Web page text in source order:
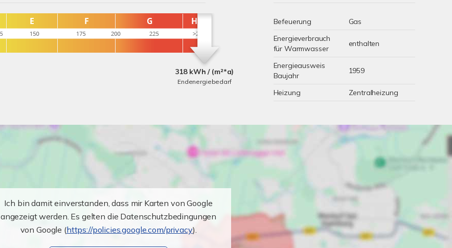
318 kWh / (m²*a)
Endenergiebedarf
Befeuerung
Gas
Energieverbrauch
für Warmwasser
enthalten
Energieausweis
Baujahr
1959
Heizung Zentralheizung
Ich bin damit einverstanden, dass mir Karten von Google
angezeigt werden. Es gelten die Datenschutzbedingungen
von Google (https://policies.google.com/privacy).